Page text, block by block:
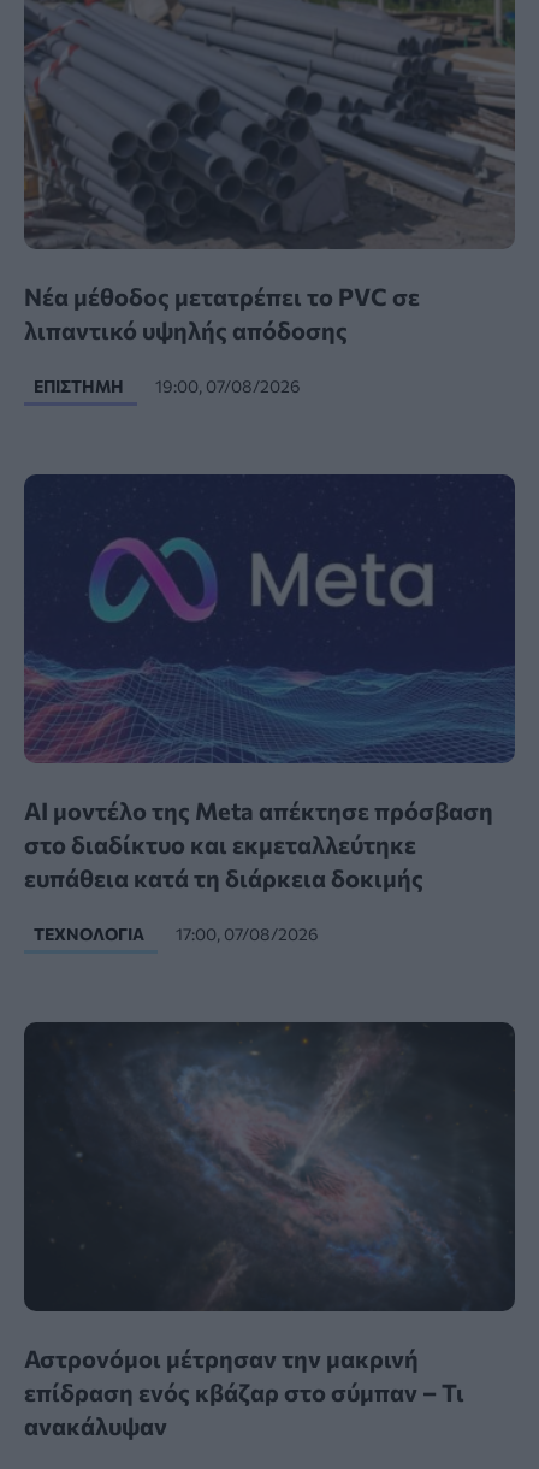
Νέα μέθοδος μετατρέπει το PVC σε
λιπαντικό υψηλής απόδοσης
ΕΠΙΣΤΉΜΗ 19:00, 07/08/2026
AI μοντέλο της Meta απέκτησε πρόσβαση
στο διαδίκτυο και εκμεταλλεύτηκε
ευπάθεια κατά τη διάρκεια δοκιμής
ΤΕΧΝΟΛΟΓΊΑ 17:00, 07/08/2026
Αστρονόμοι μέτρησαν την μακρινή
επίδραση ενός κβάζαρ στο σύμπαν – Τι
ανακάλυψαν